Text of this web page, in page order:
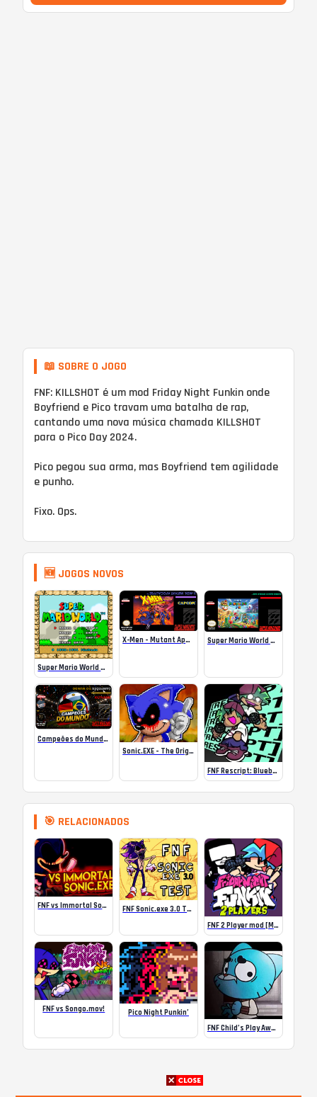
📖 SOBRE O JOGO
FNF: KILLSHOT é um mod Friday Night Funkin onde
Boyfriend e Pico travam uma batalha de rap,
cantando uma nova música chamada KILLSHOT
para o Pico Day 2024.
Pico pegou sua arma, mas Boyfriend tem agilidade
e punho.
Fixo. Ops.
🆕 JOGOS NOVOS
Super Mario World SA-1 Online
X-Men – Mutant Apocalypse Rebalanced Online Super Mario World Mix Online
Campeões do Mundo (ISS) Online
Sonic.EXE – The Original Game Online
FNF Rescript: Blueballed
🎯 RELACIONADOS
FNF vs Immortal Sonic.exe
FNF Sonic.exe 3.0 Test
FNF 2 Player mod [Multiplayer FNF game]
FNF vs Songo.mov!
Pico Night Punkin’
FNF Child’s Play Awe Mix